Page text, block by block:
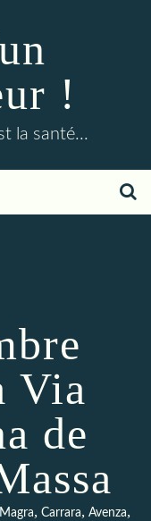
!
la santé...
Via
de
, Carrara, Avenza,